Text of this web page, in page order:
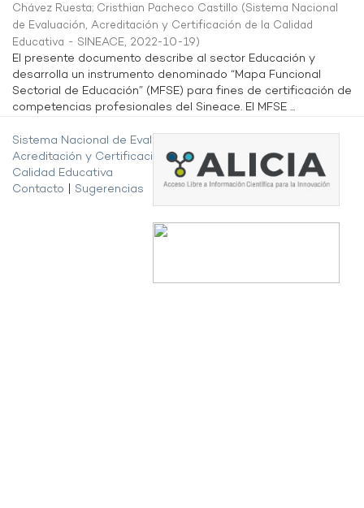
Chávez Ruesta; Cristhian Pacheco Castillo (Sistema Nacional
de Evaluación, Acreditación y Certificación de la Calidad
Educativa - SINEACE, 2022-10-19)
El presente documento describe al sector Educación y
desarrolla un instrumento denominado “Mapa Funcional
Sectorial de Educación” (MFSE) para fines de certificación de
competencias profesionales del Sineace. El MFSE ...
Sistema Nacional de Evaluación,
Acreditación y Certificación de la
Calidad Educativa
Contacto
Sugerencias